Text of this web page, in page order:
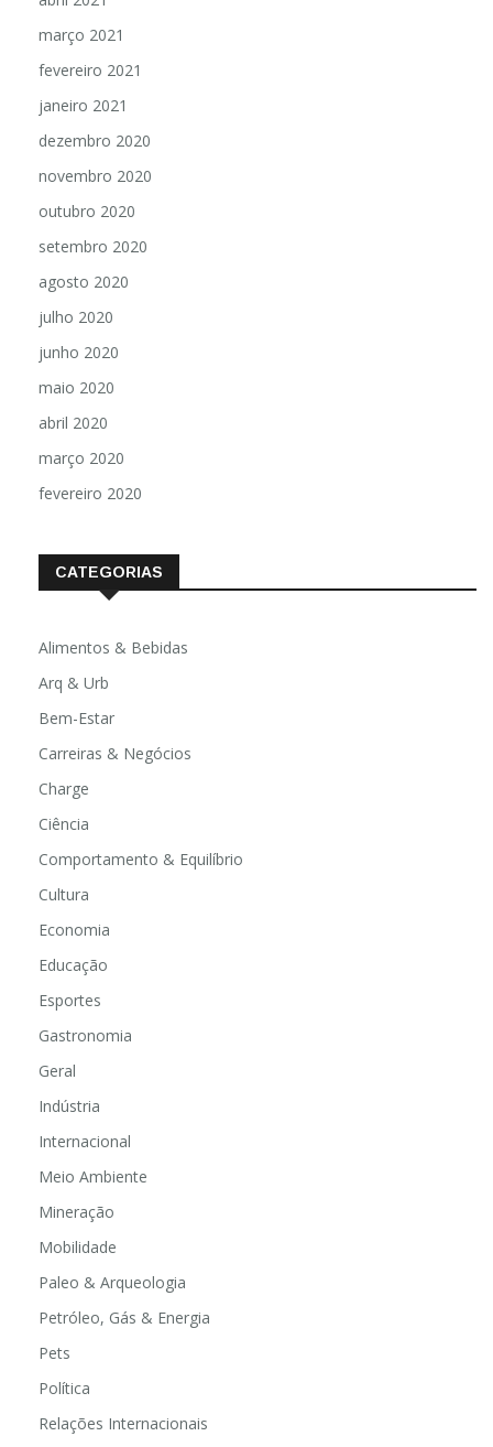
março 2021
fevereiro 2021
janeiro 2021
dezembro 2020
novembro 2020
outubro 2020
setembro 2020
agosto 2020
julho 2020
junho 2020
maio 2020
abril 2020
março 2020
fevereiro 2020
CATEGORIAS
Alimentos & Bebidas
Arq & Urb
Bem-Estar
Carreiras & Negócios
Charge
Ciência
Comportamento & Equilíbrio
Cultura
Economia
Educação
Esportes
Gastronomia
Geral
Indústria
Internacional
Meio Ambiente
Mineração
Mobilidade
Paleo & Arqueologia
Petróleo, Gás & Energia
Pets
Política
Relações Internacionais